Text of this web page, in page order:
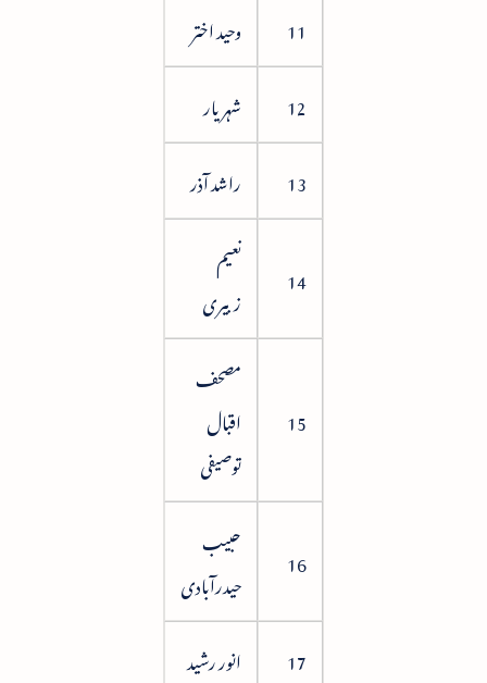
11
وحید اختر
12
شہریار
13
راشد آذر
14
نعیم
زبیری
15
مصحف
اقبال
توصیفی
16
حبیب
حیدرآبادی
17 انور رشید